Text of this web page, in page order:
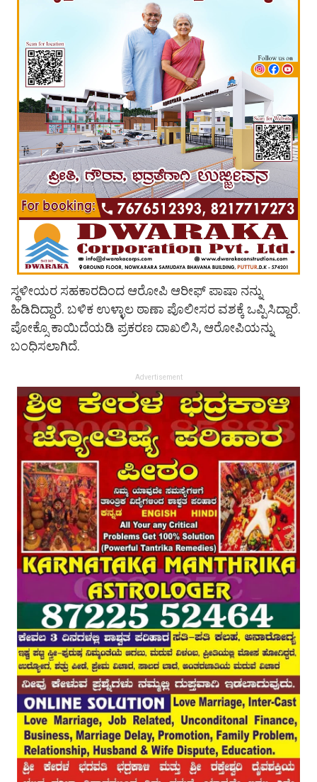
ಸ್ಥಳೀಯರ ಸಹಕಾರದಿಂದ ಆರೋಪಿ ಆರೀಫ್ ಪಾಷಾ ನನ್ನು
ಹಿಡಿದಿದ್ದಾರೆ. ಬಳಿಕ ಉಳ್ಳಾಲ ಠಾಣಾ ಪೊಲೀಸರ ವಶಕ್ಕೆ ಒಪ್ಪಿಸಿದ್ದಾರೆ.
ಪೋಕ್ಸೊ ಕಾಯಿದೆಯಡಿ ಪ್ರಕರಣ ದಾಖಲಿಸಿ, ಆರೋಪಿಯನ್ನು
ಬಂಧಿಸಲಾಗಿದೆ.
Advertisement